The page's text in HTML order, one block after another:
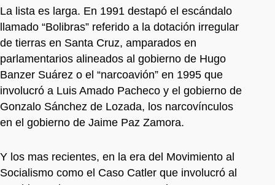
La lista es larga. En 1991 destapó el escándalo
llamado “Bolibras” referido a la dotación irregular
de tierras en Santa Cruz, amparados en
parlamentarios alineados al gobierno de Hugo
Banzer Suárez o el “narcoavión” en 1995 que
involucró a Luis Amado Pacheco y el gobierno de
Gonzalo Sánchez de Lozada, los narcovínculos
en el gobierno de Jaime Paz Zamora.
Y los mas recientes, en la era del Movimiento al
Socialismo como el Caso Catler que involucró al